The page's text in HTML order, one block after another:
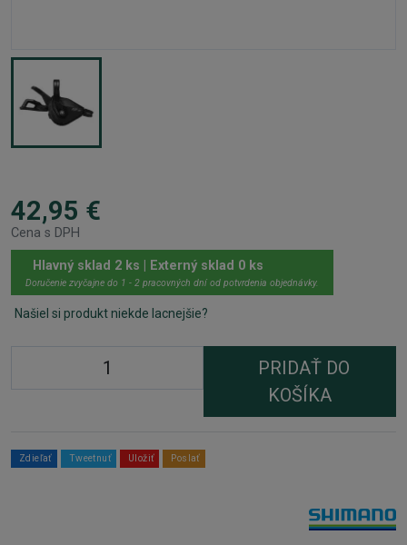
42,95 €
Cena s DPH
Hlavný sklad 2 ks | Externý sklad 0 ks
Doručenie zvyčajne do 1 - 2 pracovných dní od potvrdenia objednávky.
Našiel si produkt niekde lacnejšie?
PRIDAŤ DO
KOŠÍKA
Zdieľať Tweetnuť Uložiť Poslať